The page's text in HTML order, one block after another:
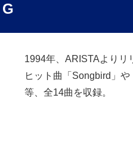
1994年、ARISTAよりリ
ヒット曲「Songbird」や
等、全14曲を収録。